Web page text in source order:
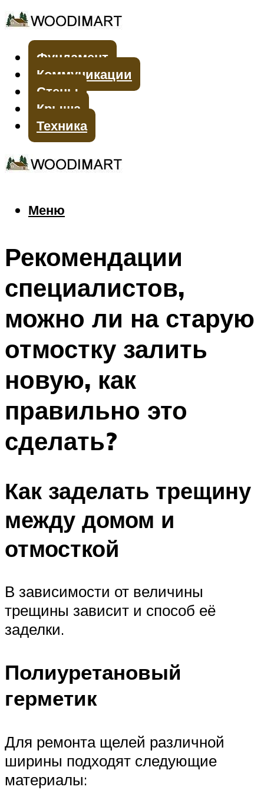
Фундамент
Коммуникации
Стены
Крыша
Техника
Меню
Меню
Рекомендации
специалистов,
можно ли на старую
отмостку залить
новую, как
правильно это
сделать?
Как заделать трещину
между домом и
отмосткой
В зависимости от величины
трещины зависит и способ её
заделки.
Полиуретановый
герметик
Для ремонта щелей различной
ширины подходят следующие
материалы: